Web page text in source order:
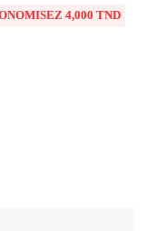
4,000 TND